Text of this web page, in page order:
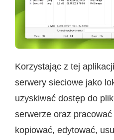
Korzystając z tej
serwery sieciowe jako
uzyskiwać dostęp do
serwerze oraz
kopiować, edytować,